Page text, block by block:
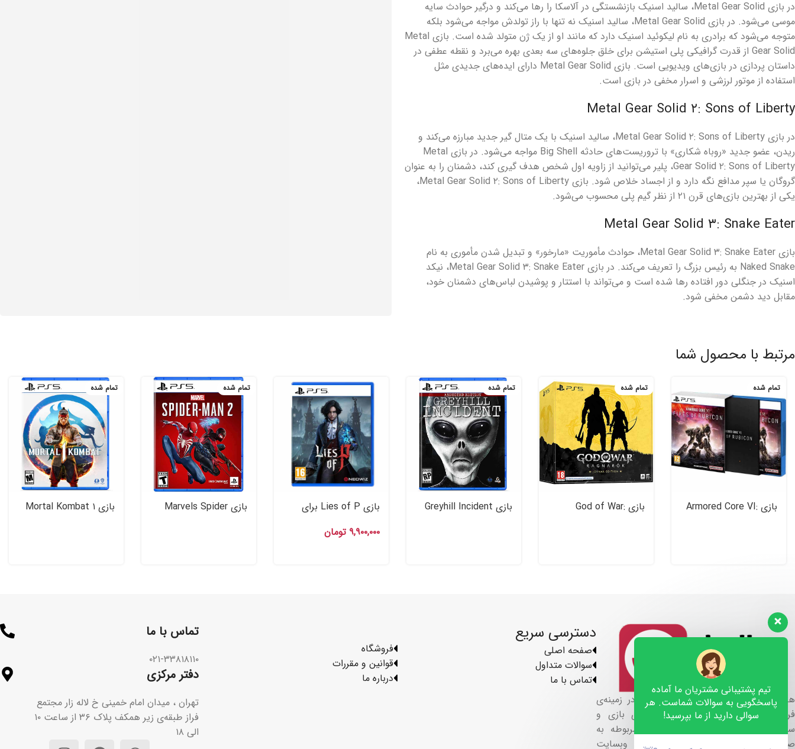
در بازی Metal Gear Solid، سالید اسنیک بازنشستگی در آلاسکا را رها می‌کند و درگیر حوادث سایه
موسی می‌شود. در بازی Metal Gear Solid، سالید اسنیک نه تنها با راز تولدش مواجه می‌شود بلکه
متوجه می‌شود که برادری به نام لیکوئید اسنیک دارد که مانند او از یک ژن متولد شده است. بازی Metal
Gear Solid از قدرت گرافیکی پلی استیشن برای خلق جلوه‌های سه بعدی بهره می‌برد و نقطه عطفی در
داستان پردازی در بازی‌های ویدیویی است. بازی Metal Gear Solid دارای ایده‌های جدیدی مثل
استفاده از موتور لرزشی و اسرار مخفی در بازی است.
Metal Gear Solid ۲: Sons of Liberty
در بازی Metal Gear Solid ۲: Sons of Liberty، سالید اسنیک با یک متال گیر جدید مبارزه می‌کند و
ریدن، عضو جدید «روباه شکاری» با تروریست‌های حادثه Big Shell مواجه می‌شود. در بازی Metal
Gear Solid ۲: Sons of Liberty، پلیر می‌توانید از زاویه اول شخص هدف گیری کند، دشمنان را به عنوان
گروگان یا سپر مدافع نگه دارد و از اجساد خلاص شود. بازی Metal Gear Solid ۲: Sons of Liberty،
یکی از بهترین بازی‌های قرن ۲۱ از نظر گیم پلی محسوب می‌شود.
Metal Gear Solid ۳: Snake Eater
بازی Metal Gear Solid ۳: Snake Eater، حوادث مأموریت «مارخور» و تبدیل شدن مأموری به نام
Naked Snake به رئیس بزرگ را تعریف می‌کند. در بازی Metal Gear Solid ۳: Snake Eater، نیکد
اسنیک در جنگلی دور افتاده رها شده است و می‌تواند با استتار و پوشیدن لباس‌های دشمنان خود،
مقابل دید دشمن مخفی شود.
مرتبط با محصول شما
تمام شده
بازی Armored Core VI:
تمام شده
بازی God of War:
تمام شده
بازی Greyhill Incident
بازی Lies of P برای
۹,۹۰۰,۰۰۰ تومان
تمام شده
بازی Marvels Spider
تمام شده
بازی Mortal Kombat ۱
تماس با ما​
۰۲۱-۳۳۸۱۸۱۱۰
دفتر مرکزی
تهران ، میدان امام خمینی خ لاله زار مجتمع
فراز طبقه‌ی زیر همکف پلاک ۳۶ از ساعت ۱۰
الی ۱۸
فروشگاه
قوانین و مقررات
درباره ما
دسترسی سریع
صفحه اصلی
سوالات متداول
تماس با ما
هلو گیمز فعالیت خود را از سال ۱۳۹۹ در زمینه‌ی
فروش تجهیزات گیمینگ ، کنسول های بازی و
سیستم ها کامپیوتری و لوازم جانبی مربوطه به
صورت آنلاین از طریق وبسایت
تیم پشتیبانی مشتریان ما آماده
پاسخگویی به سوالات شماست. هر
سوالی دارید از ما بپرسید!